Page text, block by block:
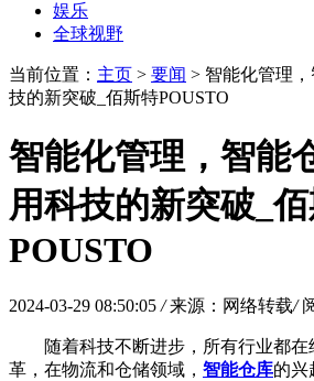
娱乐
全球视野
当前位置： 主页 > 要闻 > 智能化管理
技的新突破_佰斯特POUSTO
智能化管理，智能
用科技的新突破_
POUSTO
2024-03-29 08:50:05 / 来源：网络转载/
随着科技不断进步，所有行业都
革，在物流和仓储领域， 智能仓库的兴